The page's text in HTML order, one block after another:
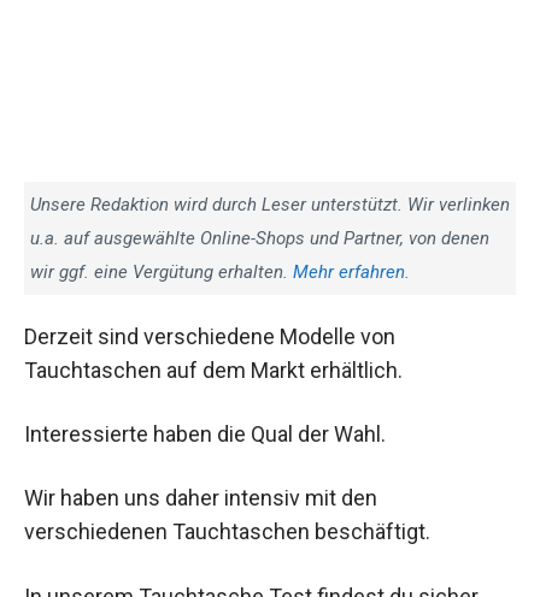
Unsere Redaktion wird durch Leser unterstützt. Wir verlinken
u.a. auf ausgewählte Online-Shops und Partner, von denen
wir ggf. eine Vergütung erhalten. Mehr erfahren.
Derzeit sind verschiedene Modelle von
Tauchtaschen auf dem Markt erhältlich.
Interessierte haben die Qual der Wahl.
Wir haben uns daher intensiv mit den
verschiedenen Tauchtaschen beschäftigt.